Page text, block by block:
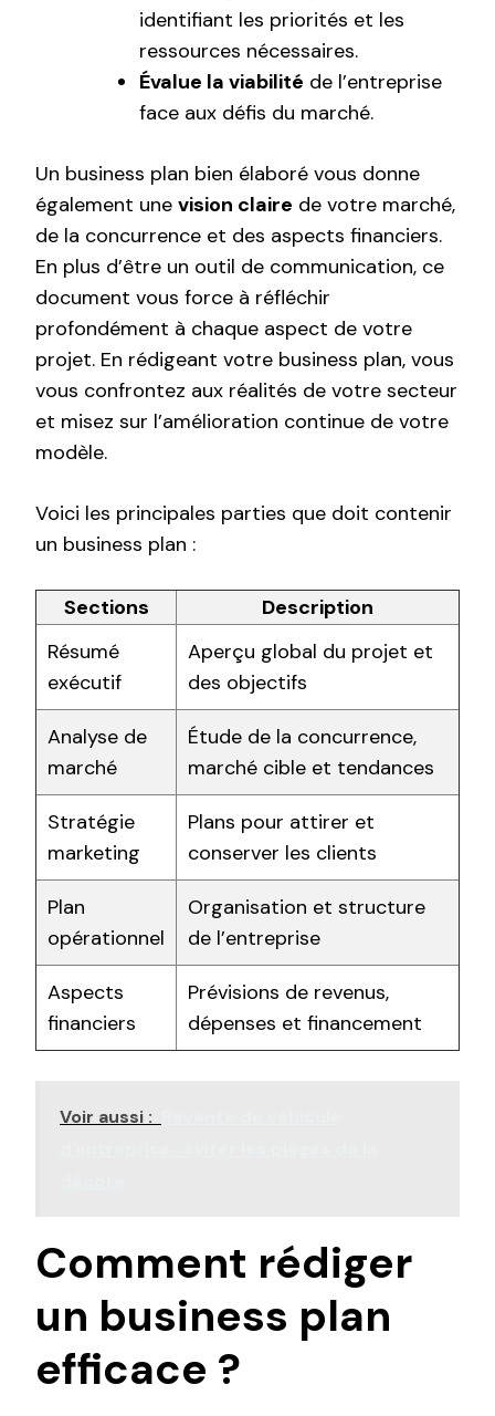
identifiant les priorités et les
ressources nécessaires.
Évalue la viabilité de l’entreprise
face aux défis du marché.
Un business plan bien élaboré vous donne
également une vision claire de votre marché,
de la concurrence et des aspects financiers.
En plus d’être un outil de communication, ce
document vous force à réfléchir
profondément à chaque aspect de votre
projet. En rédigeant votre business plan, vous
vous confrontez aux réalités de votre secteur
et misez sur l’amélioration continue de votre
modèle.
Voici les principales parties que doit contenir
un business plan :
Sections
Description
Résumé
exécutif
Aperçu global du projet et
des objectifs
Analyse de
marché
Étude de la concurrence,
marché cible et tendances
Stratégie
marketing
Plans pour attirer et
conserver les clients
Plan
opérationnel
Organisation et structure
de l’entreprise
Aspects
financiers
Prévisions de revenus,
dépenses et financement
Voir aussi :
Comment rédiger
un business plan
efficace ?